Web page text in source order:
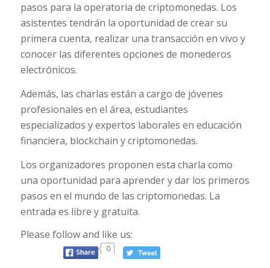
pasos para la operatoria de criptomonedas. Los
asistentes tendrán la oportunidad de crear su
primera cuenta, realizar una transacción en vivo y
conocer las diferentes opciones de monederos
electrónicos.
Además, las charlas están a cargo de jóvenes
profesionales en el área, estudiantes
especializados y expertos laborales en educación
financiera, blockchain y criptomonedas.
Los organizadores proponen esta charla como
una oportunidad para aprender y dar los primeros
pasos en el mundo de las criptomonedas. La
entrada es libre y gratuita.
Please follow and like us:
0